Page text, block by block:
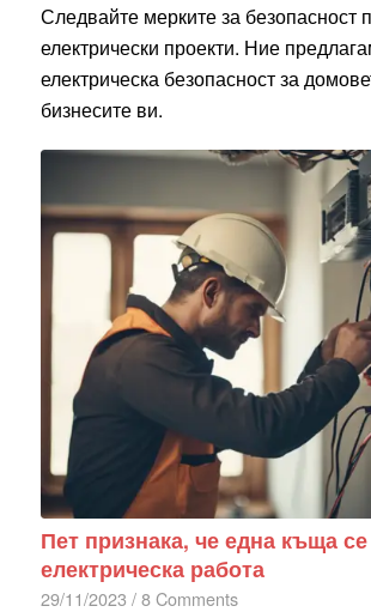
Следвайте мерките за безопасност
електрически проекти. Ние
електрическа безопасност за
бизнесите ви.
Пет признака, че една къща
електрическа работа
29/11/2023 / 8 Comments